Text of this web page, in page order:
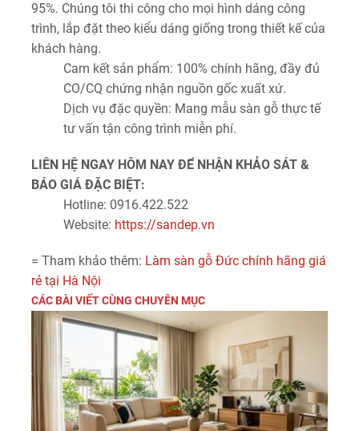
95%. Chúng tôi thi công cho mọi hình dáng công
trình, lắp đặt theo kiểu dáng giống trong thiết kế của
khách hàng.
Cam kết sản phẩm: 100% chính hãng, đầy đủ
CO/CQ chứng nhận nguồn gốc xuất xứ.
Dịch vụ đặc quyền: Mang mẫu sàn gỗ thực tế
tư vấn tận công trình miễn phí.
LIÊN HỆ NGAY HÔM NAY ĐỂ NHẬN KHẢO SÁT &
BÁO GIÁ ĐẶC BIỆT:
Hotline: 0916.422.522
Website: https://sandep.vn
= Tham khảo thêm: Làm sàn gỗ Đức chính hãng giá
rẻ tại Hà Nội
CÁC BÀI VIẾT CÙNG CHUYÊN MỤC